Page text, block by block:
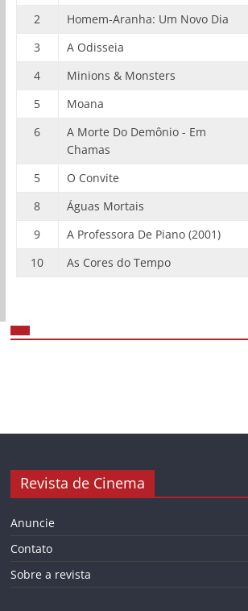
2
Homem-Aranha: Um Novo Dia
3
A Odisseia
4
Minions & Monsters
5
Moana
6
A Morte Do Demônio - Em
Chamas
5 O Convite
8
Águas Mortais
9
A Professora De Piano (2001)
10
As Cores do Tempo
Revista de Cinema
Anuncie
Contato
Sobre a revista